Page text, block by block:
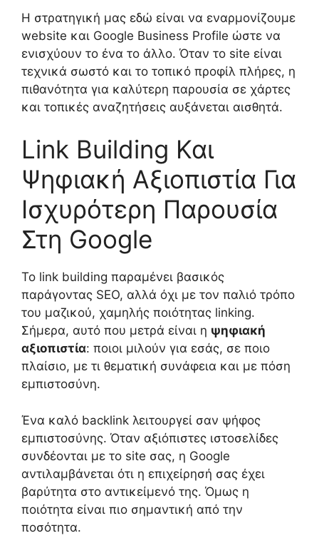
Η στρατηγική μας εδώ είναι να εναρμονίζουμε
website και Google Business Profile ώστε να
ενισχύουν το ένα το άλλο. Όταν το site είναι
τεχνικά σωστό και το τοπικό προφίλ πλήρες, η
πιθανότητα για καλύτερη παρουσία σε χάρτες
και τοπικές αναζητήσεις αυξάνεται αισθητά.
Link Building Και
Ψηφιακή Αξιοπιστία Για
Ισχυρότερη Παρουσία
Στη Google
Το link building παραμένει βασικός
παράγοντας SEO, αλλά όχι με τον παλιό τρόπο
του μαζικού, χαμηλής ποιότητας linking.
Σήμερα, αυτό που μετρά είναι η ψηφιακή
αξιοπιστία: ποιοι μιλούν για εσάς, σε ποιο
πλαίσιο, με τι θεματική συνάφεια και με πόση
εμπιστοσύνη.
Ένα καλό backlink λειτουργεί σαν ψήφος
εμπιστοσύνης. Όταν αξιόπιστες ιστοσελίδες
συνδέονται με το site σας, η Google
αντιλαμβάνεται ότι η επιχείρησή σας έχει
βαρύτητα στο αντικείμενό της. Όμως η
ποιότητα είναι πιο σημαντική από την
ποσότητα.